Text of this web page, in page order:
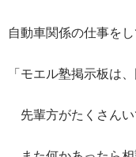
自動車関係の仕事を
「モエル塾掲示板は
先輩方がたくさんい